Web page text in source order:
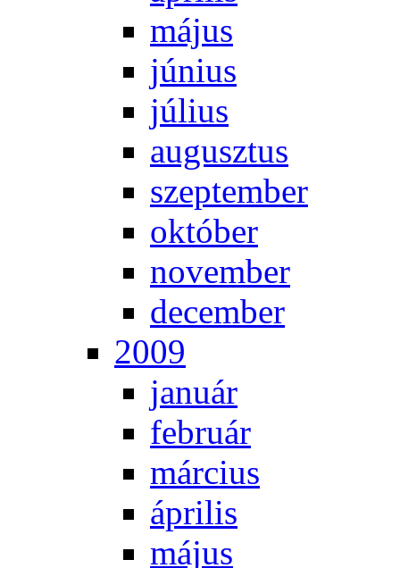
má­jus
jú­ni­us
jú­li­us
au­gusz­tus
szep­tem­ber
ok­tó­ber
no­vem­ber
de­cem­ber
2009
ja­nu­ár
feb­ru­ár
már­ci­us
áp­ri­lis
má­jus